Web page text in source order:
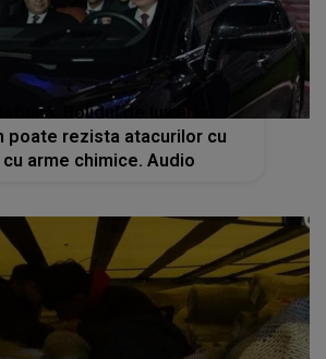
Bolidul de lux al lui
poate rezista atacurilor cu
arme chimice. Audio